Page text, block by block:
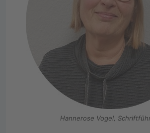
Hannerose Vogel,